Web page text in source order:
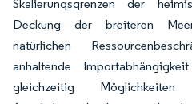
Skalierungsgrenzen der
Deckung der breiteren
natürlichen
anhaltende
gleichzeitig